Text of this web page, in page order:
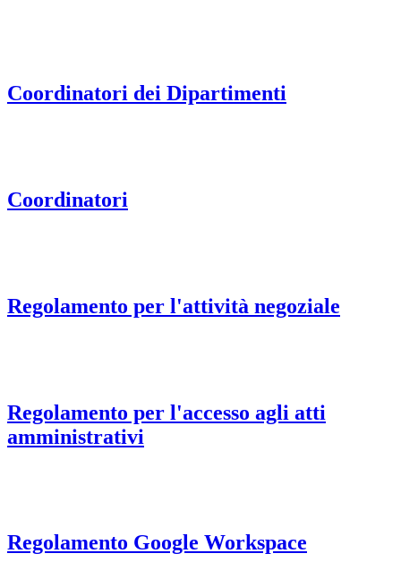
Coordinatori dei Dipartimenti
Coordinatori
Regolamento per l'attività negoziale
Regolamento per l'accesso agli atti
amministrativi
Regolamento Google Workspace